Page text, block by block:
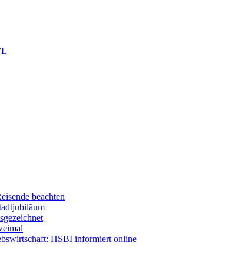
beachten
HSBI informiert online